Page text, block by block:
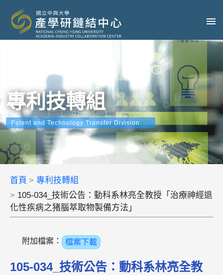
專利技轉組
Patent and Technology Transfer Division
首頁
專利技轉組
105-034_技術公告：動科系林亮全教授「治療神經退
化性疾病之猪腦萃取物製備方法」
附加檔案： 檔案下載
105-034_技術公告：動科系林亮全教